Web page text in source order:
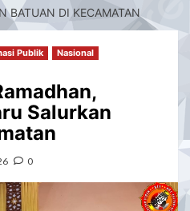
BATUAN DI KECAMATAN
Publik
Nasional
Salurkan
0